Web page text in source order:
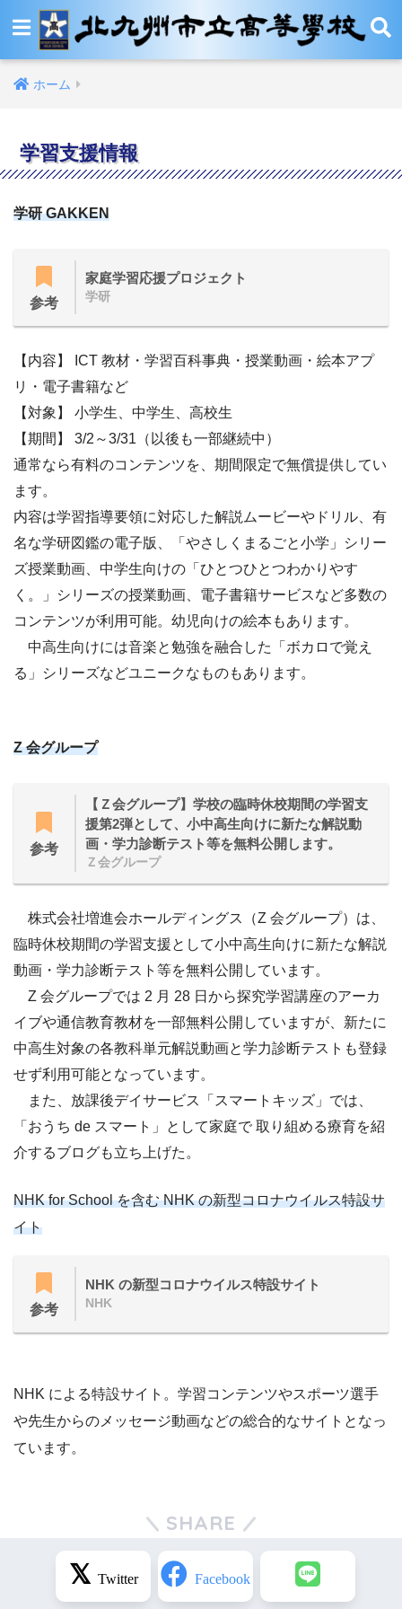
ホーム
学習支援情報
学研 GAKKEN
参考
家庭学習応援プロジェクト
学研
【内容】 ICT 教材・学習百科事典・授業動画・絵本アプ
リ・電子書籍など
【対象】 小学生、中学生、高校生
【期間】 3/2～3/31（以後も一部継続中）
通常なら有料のコンテンツを、期間限定で無償提供してい
ます。
内容は学習指導要領に対応した解説ムービーやドリル、有
名な学研図鑑の電子版、「やさしくまるごと小学」シリー
ズ授業動画、中学生向けの「ひとつひとつわかりやす
く。」シリーズの授業動画、電子書籍サービスなど多数の
コンテンツが利用可能。幼児向けの絵本もあります。
中高生向けには音楽と勉強を融合した「ボカロで覚え
る」シリーズなどユニークなものもあります。
Z 会グループ
参考
【Ｚ会グループ】学校の臨時休校期間の学習支
援第2弾として、小中高生向けに新たな解説動
画・学力診断テスト等を無料公開します。
Ｚ会グループ
株式会社増進会ホールディングス（Z 会グループ）は、
臨時休校期間の学習支援として小中高生向けに新たな解説
動画・学力診断テスト等を無料公開しています。
Z 会グループでは 2 月 28 日から探究学習講座のアーカ
イブや通信教育教材を一部無料公開していますが、新たに
中高生対象の各教科単元解説動画と学力診断テストも登録
せず利用可能となっています。
また、放課後デイサービス「スマートキッズ」では、
「おうち de スマート」として家庭で 取り組める療育を紹
介するブログも立ち上げた。
NHK for School を含む NHK の新型コロナウイルス特設サ
イト
参考
NHK の新型コロナウイルス特設サイト
NHK
NHK による特設サイト。学習コンテンツやスポーツ選手
や先生からのメッセージ動画などの総合的なサイトとなっ
ています。
SHARE